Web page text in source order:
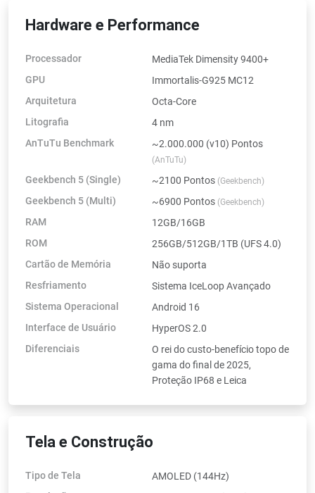
Hardware e Performance
Processador
MediaTek Dimensity 9400+
GPU
Immortalis-G925 MC12
Arquitetura
Octa-Core
Litografia
4 nm
AnTuTu Benchmark
~2.000.000 (v10) Pontos
(AnTuTu)
Geekbench 5 (Single) ~2100 Pontos (Geekbench)
Geekbench 5 (Multi) ~6900 Pontos (Geekbench)
RAM
12GB/16GB
ROM
256GB/512GB/1TB (UFS 4.0)
Cartão de Memória
Não suporta
Resfriamento
Sistema IceLoop Avançado
Sistema Operacional
Android 16
Interface de Usuário
HyperOS 2.0
Diferenciais
O rei do custo-benefício topo de
gama do final de 2025,
Proteção IP68 e Leica
Tela e Construção
Tipo de Tela
AMOLED (144Hz)